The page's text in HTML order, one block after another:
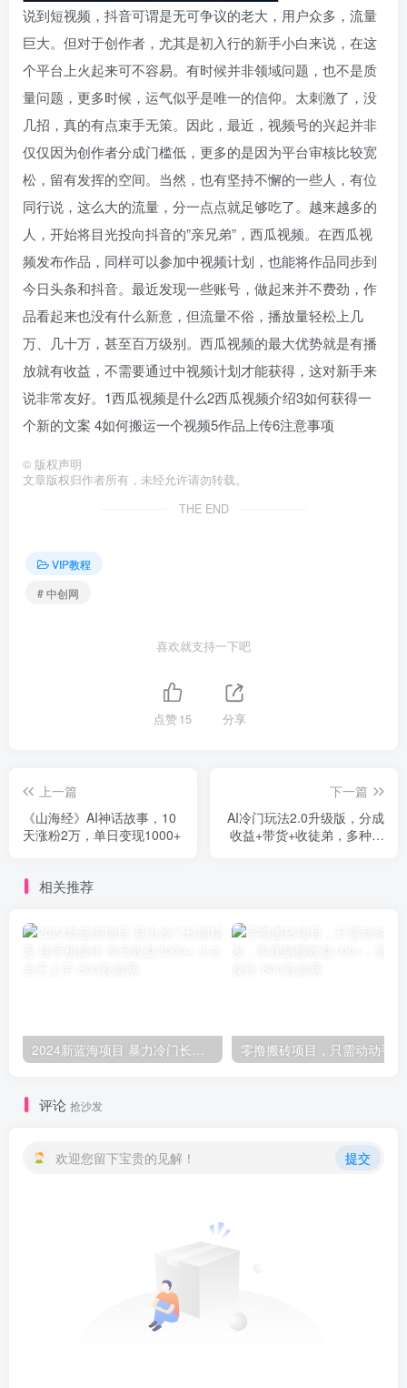
说到短视频，抖音可谓是无可争议的老大，用户众多，流量
巨大。但对于创作者，尤其是初入行的新手小白来说，在这
个平台上火起来可不容易。有时候并非领域问题，也不是质
量问题，更多时候，运气似乎是唯一的信仰。太刺激了，没
几招，真的有点束手无策。因此，最近，视频号的兴起并非
仅仅因为创作者分成门槛低，更多的是因为平台审核比较宽
松，留有发挥的空间。当然，也有坚持不懈的一些人，有位
同行说，这么大的流量，分一点点就足够吃了。越来越多的
人，开始将目光投向抖音的”亲兄弟”，西瓜视频。在西瓜视
频发布作品，同样可以参加中视频计划，也能将作品同步到
今日头条和抖音。最近发现一些账号，做起来并不费劲，作
品看起来也没有什么新意，但流量不俗，播放量轻松上几
万、几十万，甚至百万级别。西瓜视频的最大优势就是有播
放就有收益，不需要通过中视频计划才能获得，这对新手来
说非常友好。1西瓜视频是什么2西瓜视频介绍3如何获得一
个新的文案 4如何搬运一个视频5作品上传6注意事项
© 版权声明
文章版权归作者所有，未经允许请勿转载。
THE END
VIP教程
# 中创网
喜欢就支持一下吧
点赞15 分享
上一篇
《山海经》AI神话故事，10
天涨粉2万，单日变现1000+
下一篇
AI冷门玩法2.0升级版，分成
收益+带货+收徒弟，多种变
相关推荐
评论 抢沙发
欢迎您留下宝贵的见解！ 提交